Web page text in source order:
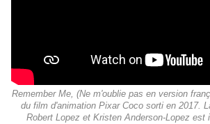
Remember Me, (Ne m'oublie pas en version
du film d'animation Pixar Coco sorti en 2017.
Robert Lopez et Kristen Anderson-Lopez est